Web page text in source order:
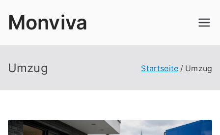
InhaltMonviva
Umzug Startseite Umzug